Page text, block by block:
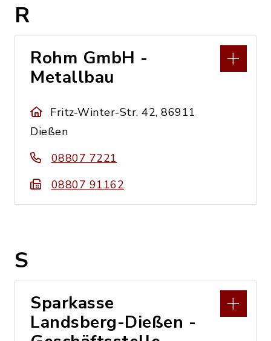
R
Rohm GmbH -
Metallbau
Fritz-Winter-Str. 42, 86911
Dießen
08807 7221
08807 91162
S
Sparkasse
Landsberg-Dießen -